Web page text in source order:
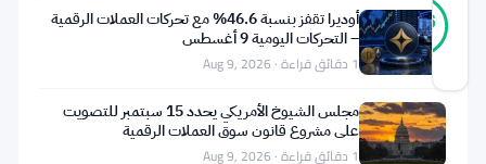
86
%
حقيقي
موثّق
أصوات
آخر تحديث 1 شهر مضت
تراجعت
أوديرا تقفز بنسبة 46.6% مع تحركات العملات الرقمية
– التحركات اليومية 9 أغسطس
1 دقائق قراءة · Aug 9, 2026
مجلس الشيوخ الأمريكي يحدد 15 سبتمبر للتصويت
على مشروع قانون سوق العملات الرقمية
1 دقائق قراءة · Aug 9, 2026